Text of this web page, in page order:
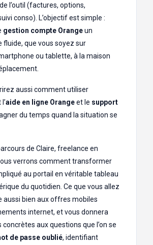
l’outil (factures, options,
conso). L’objectif est simple :
gestion compte Orangeun
que vous soyez sur
ou tablette, à la maison
aussi comment utiliser
aide en ligne Orangeet le support
du temps quand la situation se
de Claire, freelance en
verrons comment transformer
au portail en véritable tableau
du quotidien. Ce que vous allez
aussi bien aux offres mobiles
internet, et vous donnera
concrètes aux questions que l’on se
de passe oublié, identifiant